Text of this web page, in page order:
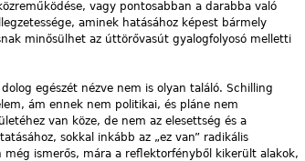
vagy pontosabban a darabba való
aminek hatásához képest bármely
minősülhet az úttörővasút gyalogfolyosó melletti
egészét nézve nem is olyan találó. Schilling
ám ennek nem politikai, és pláne nem
van köze, de nem az elesettség és a
sokkal inkább az „ez van” radikális
ismerős, mára a reflektorfényből kikerült alakok,